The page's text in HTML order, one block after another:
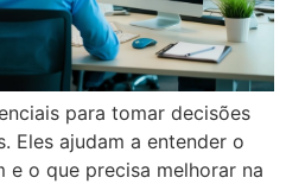
para tomar decisões
Eles ajudam a entender o
e o que precisa melhorar na